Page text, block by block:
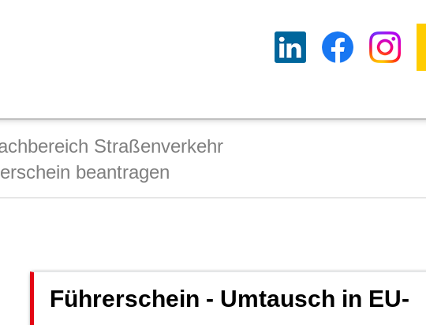
Straßenverkehr
beantragen
Führerschein - Umtausch in EU-